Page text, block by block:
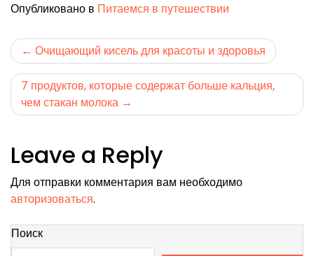
Опубликовано в Питаемся в путешествии
Навигация
по
записям
Очищающий кисель для красоты и здоровья
7 продуктов, которые содержат больше кальция,
чем стакан молока
Leave a Reply
Для отправки комментария вам необходимо
авторизоваться.
Поиск